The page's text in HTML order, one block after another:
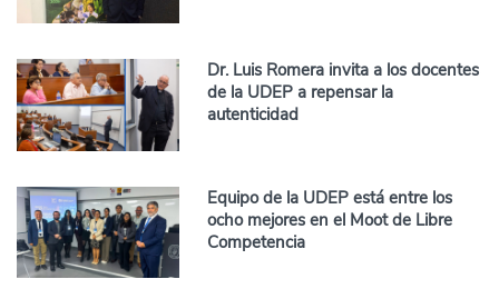
Dr. Luis Romera invita a los docentes
de la UDEP a repensar la
autenticidad
Equipo de la UDEP está entre los
ocho mejores en el Moot de Libre
Competencia